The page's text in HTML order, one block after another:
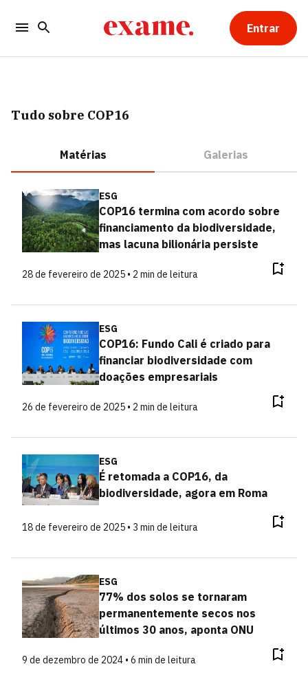
Entrar
Tudo sobre COP16
Matérias Galerias
ESG
COP16 termina com acordo sobre
financiamento da biodiversidade,
mas lacuna bilionária persiste
28 de fevereiro de 2025 • 2 min de leitura
ESG
COP16: Fundo Cali é criado para
financiar biodiversidade com
doações empresariais
26 de fevereiro de 2025 • 2 min de leitura
ESG
É retomada a COP16, da
biodiversidade, agora em Roma
18 de fevereiro de 2025 • 3 min de leitura
ESG
77% dos solos se tornaram
permanentemente secos nos
últimos 30 anos, aponta ONU
9 de dezembro de 2024 • 6 min de leitura